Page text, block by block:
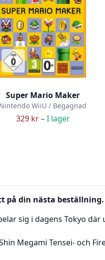
Super Mario Maker
Nintendo WiiU / Begagnad
329 kr –I lager
på din nästa beställning.
sig i dagens Tokyo
Megami Tensei- och